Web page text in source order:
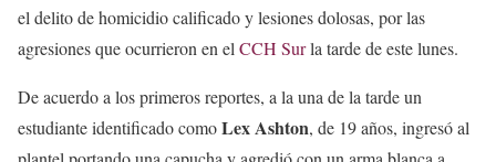
el delito de homicidio calificado y lesiones dolosas, por las
agresiones que ocurrieron en el CCH Surla tarde de este lunes.
De acuerdo a los primeros reportes, a la una de la tarde un
estudiante identificado comoLex Ashton, de 19 años, ingresó al